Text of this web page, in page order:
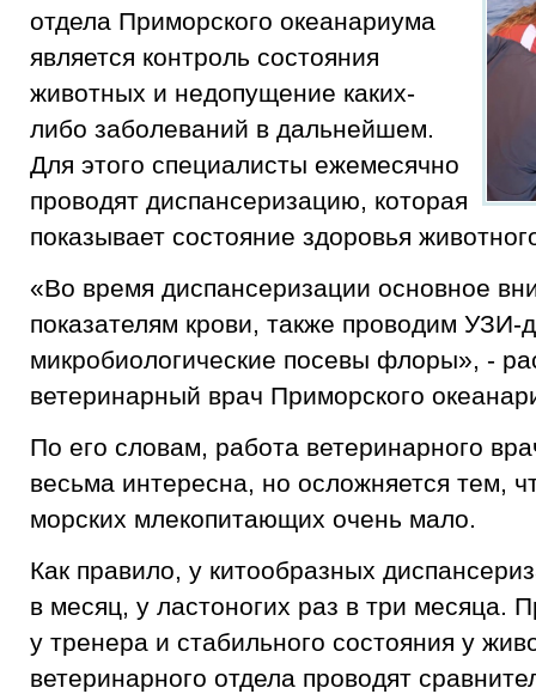
отдела Приморского океанариума
является контроль состояния
животных и недопущение каких-
либо заболеваний в дальнейшем.
Для этого специалисты ежемесячно
проводят диспансеризацию, которая
показывает состояние здоровья
«Во время диспансеризации основное
показателям крови, также проводим УЗИ-
микробиологические посевы флоры», ­-
ветеринарный врач Приморского
По его словам, работа ветеринарного
весьма интересна, но осложняется тем,
морских млекопитающих очень мало.
Как правило, у китообразных
в месяц, у ластоногих раз в три месяца.
у тренера и стабильного состояния у
ветеринарного отдела проводят